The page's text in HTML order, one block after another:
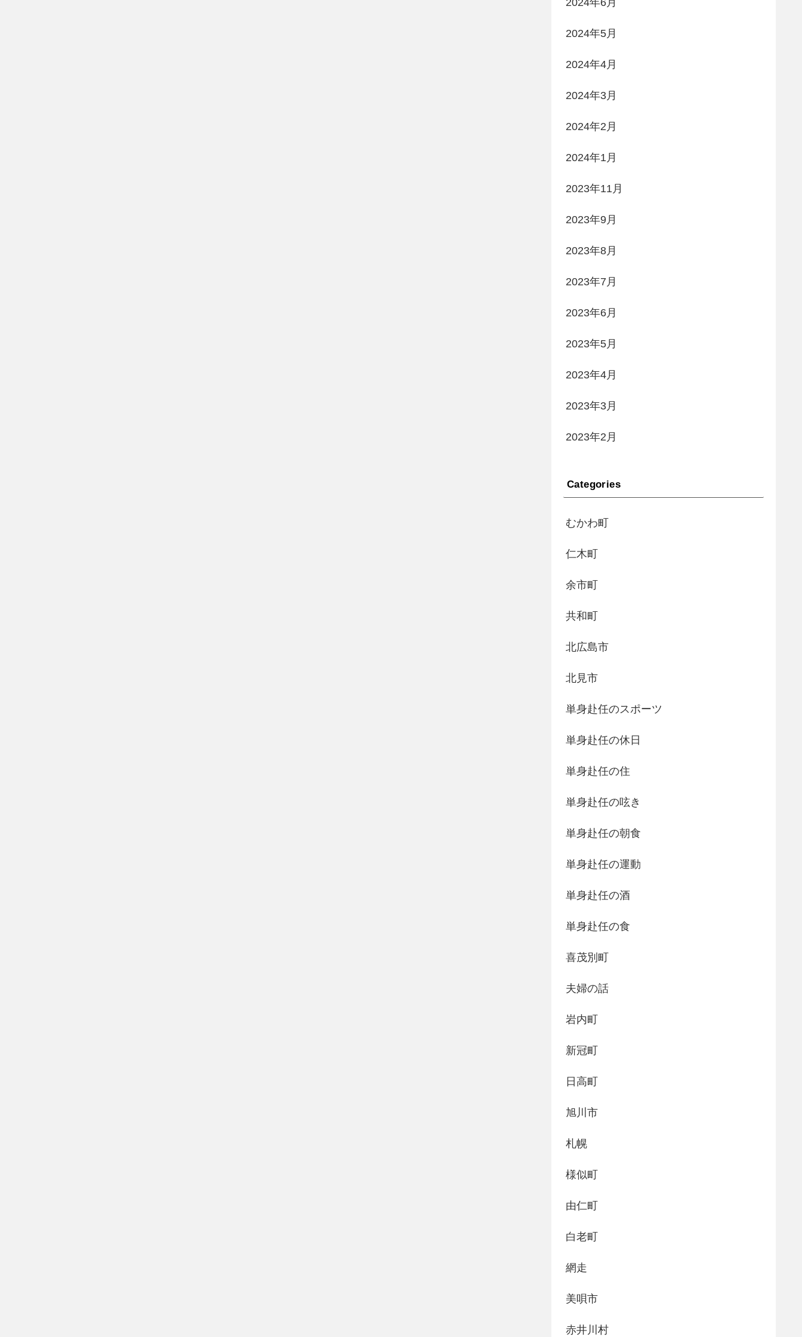
2024年6月
2024年5月
2024年4月
2024年3月
2024年2月
2024年1月
2023年11月
2023年9月
2023年8月
2023年7月
2023年6月
2023年5月
2023年4月
2023年3月
2023年2月
Categories
むかわ町
仁木町
余市町
共和町
北広島市
北見市
単身赴任のスポーツ
単身赴任の休日
単身赴任の住
単身赴任の呟き
単身赴任の朝食
単身赴任の運動
単身赴任の酒
単身赴任の食
喜茂別町
夫婦の話
岩内町
新冠町
日高町
旭川市
札幌
様似町
由仁町
白老町
網走
美唄市
赤井川村